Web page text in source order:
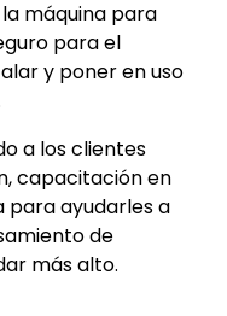
máquina para
para el
y poner en uso
a los clientes
capacitación en
para ayudarles a
de
más alto.